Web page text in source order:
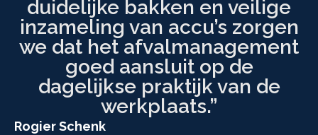
duidelijke bakken en veilige
inzameling van accu’s zorgen
we dat het afvalmanagement
goed aansluit op de
dagelijkse praktijk van de
werkplaats.”
Rogier Schenk